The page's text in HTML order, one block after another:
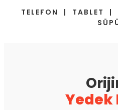
TELEFON | TABLET |
Yedek